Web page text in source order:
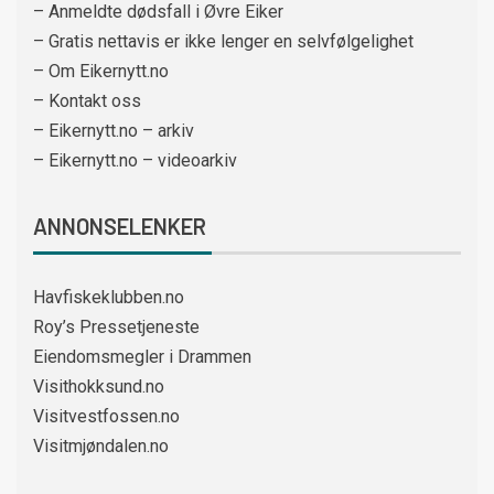
– Anmeldte dødsfall i Øvre Eiker
– Gratis nettavis er ikke lenger en selvfølgelighet
– Om Eikernytt.no
– Kontakt oss
– Eikernytt.no – arkiv
– Eikernytt.no – videoarkiv
ANNONSELENKER
Havfiskeklubben.no
Roy’s Pressetjeneste
Eiendomsmegler i Drammen
Visithokksund.no
Visitvestfossen.no
Visitmjøndalen.no